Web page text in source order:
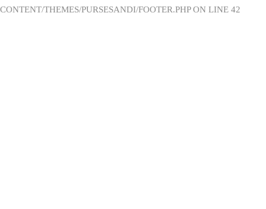
CONTENT/THEMES/PURSESANDI/FOOTER.PHP ON LINE 42